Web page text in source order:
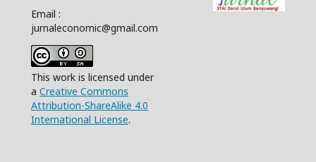
Email :
jurnaleconomic@gmail.com
This work is licensed under
a Creative Commons
Attribution-ShareAlike 4.0
International License.